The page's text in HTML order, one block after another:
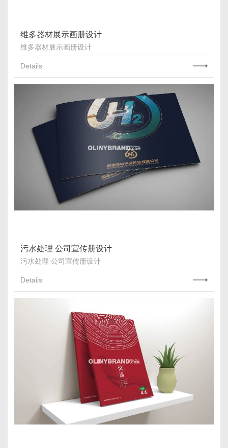
维多器材展示画册设计
维多器材展示画册设计
Details
污水处理 公司宣传册设计
污水处理 公司宣传册设计
Details